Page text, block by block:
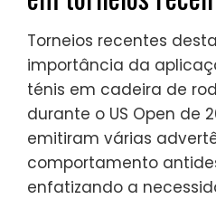
Torneios recentes
importância da
ténis em cadeira de
durante o US Open de
emitiram várias
comportamento
enfatizando a